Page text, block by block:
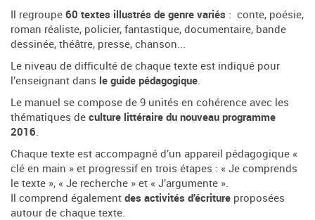
Il regroupe 60 textes illustrés de genre variés : conte, poésie,
roman réaliste, policier, fantastique, documentaire, bande
dessinée, théâtre, presse, chanson...
Le niveau de difficulté de chaque texte est indiqué pour
l’enseignant dans le guide pédagogique
Le manuel se compose de 9 unités en cohérence avec les
thématiques de culture littéraire du nouveau programme
2016
Chaque texte est accompagné d’un appareil pédagogique «
clé en main » et progressif en trois étapes : « Je comprends
le texte », « Je recherche » et « J’argumente ».
Il comprend également des activités d’écriture proposées
autour de chaque texte.